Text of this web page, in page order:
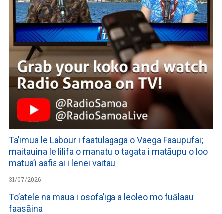
Ta’imua le Labour i faatulagaga o Vaega Faaupufai;
maitauina le lilifa o manatu o tagata i matāupu o loo
matua’i aafia ai i lenei vaitau
31/07/2026
To’atele na maua i osofa’iga a leoleo mo fuālaau
faasāina